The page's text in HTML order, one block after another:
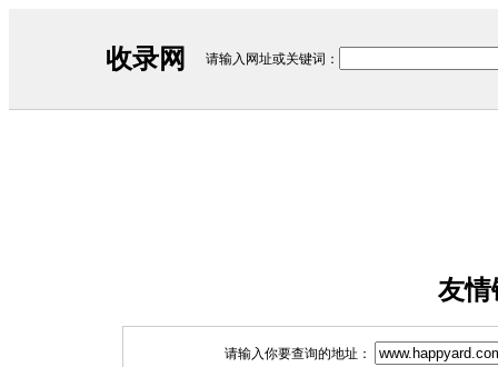
收录网 请输入网址或关键词：
友情
请输入你要查询的地址：